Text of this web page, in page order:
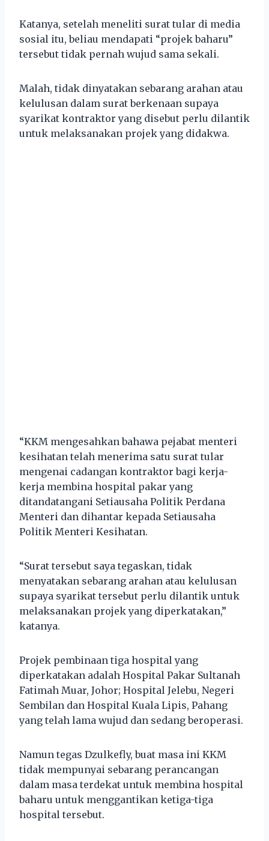
Katanya, setelah meneliti surat tular di media
sosial itu, beliau mendapati “projek baharu”
tersebut tidak pernah wujud sama sekali.
Malah, tidak dinyatakan sebarang arahan atau
kelulusan dalam surat berkenaan supaya
syarikat kontraktor yang disebut perlu dilantik
untuk melaksanakan projek yang didakwa.
“KKM mengesahkan bahawa pejabat menteri
kesihatan telah menerima satu surat tular
mengenai cadangan kontraktor bagi kerja-
kerja membina hospital pakar yang
ditandatangani Setiausaha Politik Perdana
Menteri dan dihantar kepada Setiausaha
Politik Menteri Kesihatan.
“Surat tersebut saya tegaskan, tidak
menyatakan sebarang arahan atau kelulusan
supaya syarikat tersebut perlu dilantik untuk
melaksanakan projek yang diperkatakan,”
katanya.
Projek pembinaan tiga hospital yang
diperkatakan adalah Hospital Pakar Sultanah
Fatimah Muar, Johor; Hospital Jelebu, Negeri
Sembilan dan Hospital Kuala Lipis, Pahang
yang telah lama wujud dan sedang beroperasi.
Namun tegas Dzulkefly, buat masa ini KKM
tidak mempunyai sebarang perancangan
dalam masa terdekat untuk membina hospital
baharu untuk menggantikan ketiga-tiga
hospital tersebut.